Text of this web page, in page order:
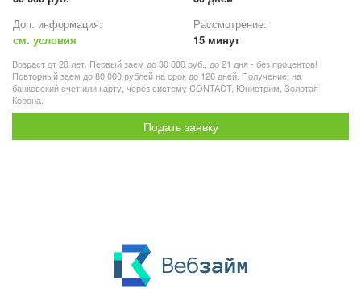
Доп. информация:
см. условия
Рассмотрение:
15 минут
Возраст от 20 лет. Первый заем до 30 000 руб., до 21 дня - без процентов!
Повторный заем до 80 000 рублей на срок до 126 дней. Получение: на
банковский счет или карту, через систему CONTACT, Юнистрим, Золотая
Корона.
Подать заявку